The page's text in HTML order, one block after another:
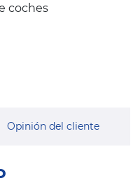
coches
Opinión del cliente